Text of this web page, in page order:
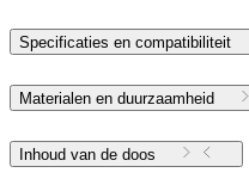
Specificaties en compatibiliteit
Materialen en duurzaamheid
Inhoud van de doos